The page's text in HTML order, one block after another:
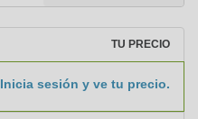
TU PRECIO
Inicia sesión y ve tu precio.